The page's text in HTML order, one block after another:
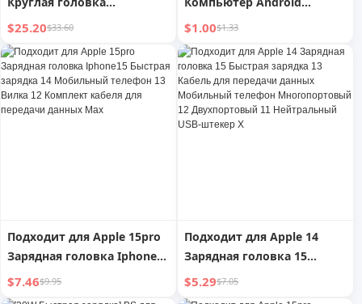
Электрическая зубная
щетка для мужчин и
женщин
$25.20$33.60
Рисование Тонкая головка
Планшет
$1.00$1.33
Подходит для Apple 15pro
Зарядная головка Iphone15
Быстрая зарядка 14
Мобильный телефон 13
$7.46$9.95
Подходит для Apple 14
Зарядная головка 15
Быстрая зарядка 13 Кабель
для передачи данных
$5.29$7.05